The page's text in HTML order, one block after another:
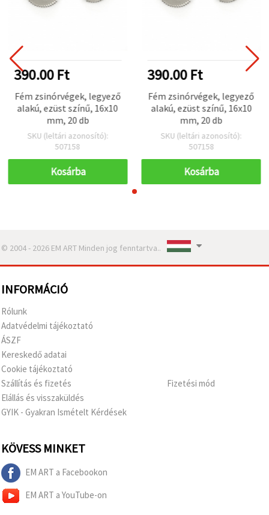
390.00 Ft
Fém zsinórvégek, legyező
alakú, ezüst színű, 16x10
mm, 20 db
SKU (leltári azonosító):
507158
Kosárba
390.00 Ft
Fém zsinórvégek, legyező
alakú, ezüst színű, 16x10
mm, 20 db
SKU (leltári azonosító):
507158
Kosárba
© 2004 - 2026 EM ART Minden jog fenntartva..
INFORMÁCIÓ
Rólunk
Adatvédelmi tájékoztató
ÁSZF
Kereskedő adatai
Cookie tájékoztató
Szállítás és fizetés
Elállás és visszaküldés
GYIK - Gyakran Ismételt Kérdések
Fizetési mód
KÖVESS MINKET
EM ART a Facebookon
EM ART a YouTube-on